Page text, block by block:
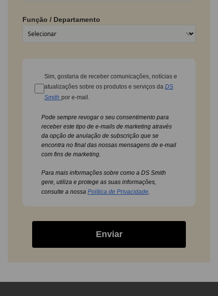
Função / Departamento
Sim, gostaria de receber comunicações, notícias e
atualizações sobre os produtos e serviços da DS
Smith por e-mail.
Pode sempre revogar o seu consentimento para
receber este tipo de e-mails de marketing através
da opção de anulação de subscrição que se
encontra no final das nossas mensagens de e-mail
com fins de marketing.
Para mais informações sobre como a DS Smith
gere, utiliza e protege as suas informações,
consulte a nossa Política de Privacidade.
Enviar